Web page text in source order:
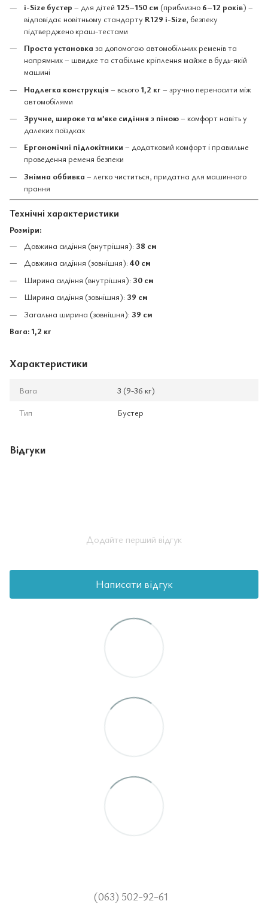
i-Size бустер – для дітей 125–150 см (приблизно 6–12 років) –
відповідає новітньому стандарту R129 i-Size, безпеку
підтверджено краш-тестами
Проста установка за допомогою автомобільних ременів та
напрямних – швидке та стабільне кріплення майже в будь-якій
машині
Надлегка конструкція – всього 1,2 кг – зручно переносити між
автомобілями
Зручне, широке та м’яке сидіння з піною– комфорт навіть у
далеких поїздках
Ергономічні підлокітники – додатковий комфорт і правильне
проведення ременя безпеки
Знімна оббивка – легко чиститься, придатна для машинного
прання
Технічні характеристики
Розміри:
Довжина сидіння (внутрішня): 38 см
Довжина сидіння (зовнішня): 40 см
Ширина сидіння (внутрішня): 30 см
Ширина сидіння (зовнішня): 39 см
Загальна ширина (зовнішня): 39 см
Вага: 1,2 кг
Характеристики
Вага
3 (9-36 кг)
Тип
Бустер
Відгуки
Додайте перший відгук
Написати відгук
(063) 502-92-61